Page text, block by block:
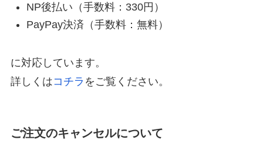
NP後払い（手数料：330円）
PayPay決済（手数料：無料）
に対応しています。
詳しくはコチラ をご覧ください。
ご注文のキャンセルについて